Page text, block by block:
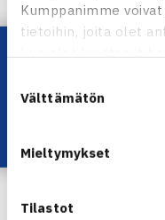
Kumppanimme
tietoihin, joita olet
valinta
Välttämätön
Mieltymykset
Tilastot
Tennisliitto tukee
Koulutuspäällikkö
seuroja hakemusten
harri.suutarinen@tennis.fi
Lataa OmaTennis!